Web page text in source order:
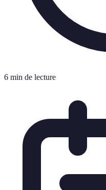
6 min de lecture